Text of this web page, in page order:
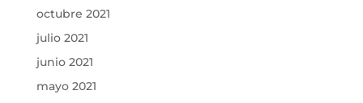
octubre 2021
julio 2021
junio 2021
mayo 2021